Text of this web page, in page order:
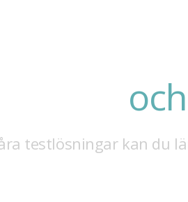
och
testlösningar kan du